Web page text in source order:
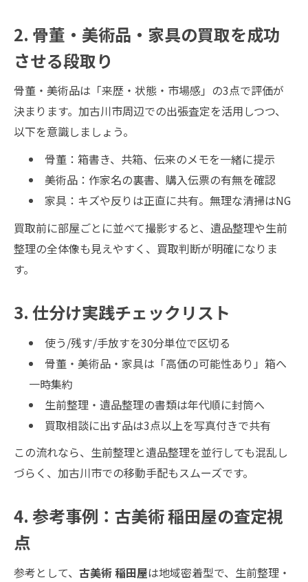
2. 骨董・美術品・家具の買取を成功
させる段取り
骨董・美術品は「来歴・状態・市場感」の3点で評価が
決まります。加古川市周辺での出張査定を活用しつつ、
以下を意識しましょう。
骨董：箱書き、共箱、伝来のメモを一緒に提示
美術品：作家名の裏書、購入伝票の有無を確認
家具：キズや反りは正直に共有。無理な清掃はNG
買取前に部屋ごとに並べて撮影すると、遺品整理や生前
整理の全体像も見えやすく、買取判断が明確になりま
す。
3. 仕分け実践チェックリスト
使う/残す/手放すを30分単位で区切る
骨董・美術品・家具は「高価の可能性あり」箱へ
一時集約
生前整理・遺品整理の書類は年代順に封筒へ
買取相談に出す品は3点以上を写真付きで共有
この流れなら、生前整理と遺品整理を並行しても混乱し
づらく、加古川市での移動手配もスムーズです。
4. 参考事例：古美術 稲田屋の査定視
点
参考として、 古美術 稲田屋は地域密着型で、生前整理・